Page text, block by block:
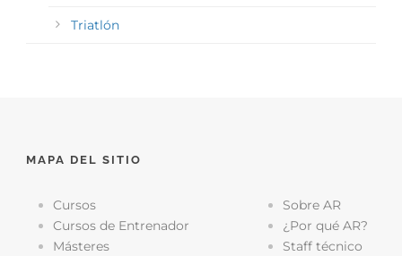
Triatlón
MAPA DEL SITIO
Cursos
Cursos de Entrenador
Másteres
Sobre AR
¿Por qué AR?
Staff técnico